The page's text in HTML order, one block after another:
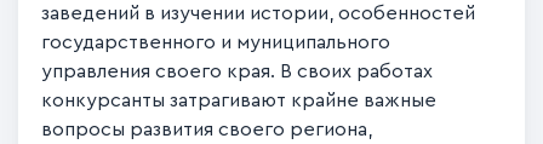
заведений в изучении истории, особенностей
государственного и муниципального
управления своего края. В своих работах
конкурсанты затрагивают крайне важные
вопросы развития своего региона,